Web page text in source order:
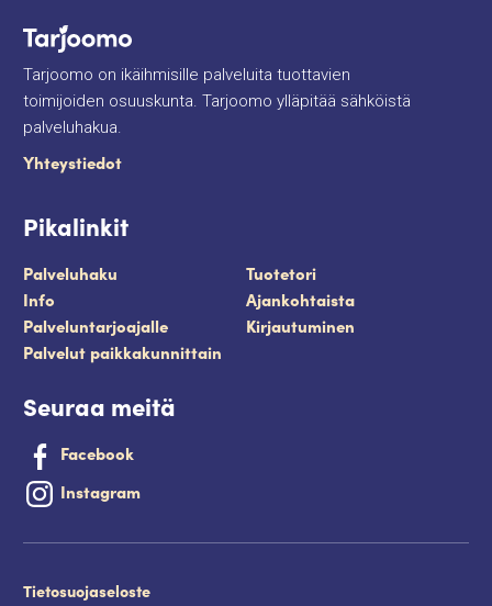
Tarjoomo on ikäihmisille palveluita tuottavien
toimijoiden osuuskunta. Tarjoomo ylläpitää sähköistä
palveluhakua.
Yhteystiedot
Pikalinkit
Palveluhaku
Tuotetori
Info
Ajankohtaista
Palveluntarjoajalle
Kirjautuminen
Palvelut paikkakunnittain
Seuraa meitä
Facebook
Instagram
Tietosuojaseloste